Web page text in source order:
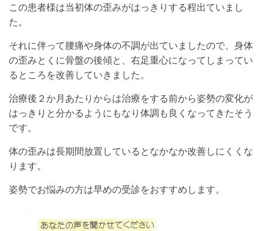
この患者様は当初体の歪みがはっきりする程出ていまし
た。
それに伴って腰痛や身体の不調が出ていましたので、身体
の歪みとくに骨盤の後傾と、右足重心になってしまってい
るところを改善していきました。
治療後２か月あたりからは治療をする前から姿勢の変化が
はっきりと分かるようにもなり体調も良くなってきたそう
です。
体の歪みは長期間放置しているとなかなか改善しにくくな
ります。
姿勢でお悩みの方は早めの受診をおすすめします。